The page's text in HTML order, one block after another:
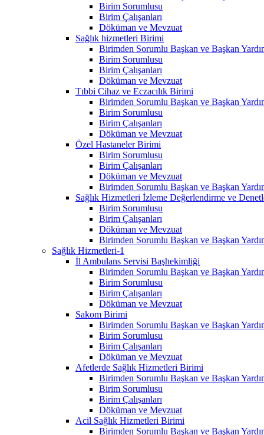
Birim Sorumlusu
Birim Çalışanları
Döküman ve Mevzuat
Sağlık hizmetleri Birimi
Birimden Sorumlu Başkan ve Başkan
Birim Sorumlusu
Birim Çalışanları
Döküman ve Mevzuat
Tıbbi Cihaz ve Eczacılık Birimi
Birimden Sorumlu Başkan ve Başkan
Birim Sorumlusu
Birim Çalışanları
Döküman ve Mevzuat
Özel Hastaneler Birimi
Birim Sorumlusu
Birim Çalışanları
Döküman ve Mevzuat
Birimden Sorumlu Başkan ve Başkan
Sağlık Hizmetleri İzleme Değerlendirme ve
Birim Sorumlusu
Birim Çalışanları
Döküman ve Mevzuat
Birimden Sorumlu Başkan ve Başkan
Sağlık Hizmetleri-1
İl Ambulans Servisi Başhekimliği
Birimden Sorumlu Başkan ve Başkan
Birim Sorumlusu
Birim Çalışanları
Döküman ve Mevzuat
Sakom Birimi
Birimden Sorumlu Başkan ve Başkan
Birim Sorumlusu
Birim Çalışanları
Döküman ve Mevzuat
Afetlerde Sağlık Hizmetleri Birimi
Birimden Sorumlu Başkan ve Başkan
Birim Sorumlusu
Birim Çalışanları
Döküman ve Mevzuat
Acil Sağlık Hizmetleri Birimi
Birimden Sorumlu Başkan ve Başkan